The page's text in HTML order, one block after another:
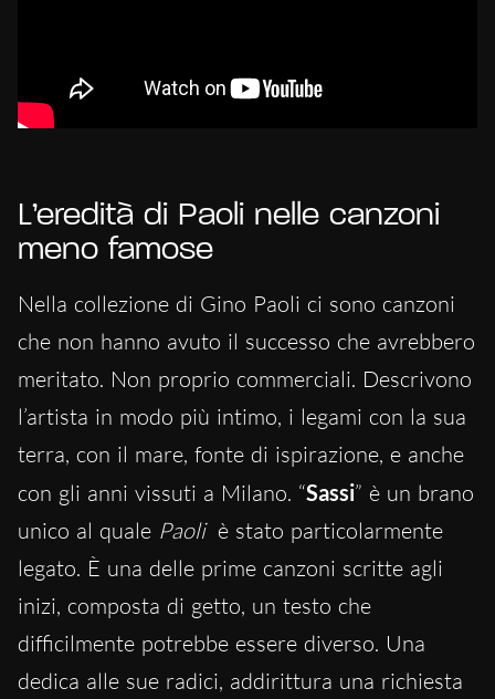
L’eredità di Paoli nelle canzoni
meno famose
Nella collezione di Gino Paoli ci sono canzoni
che non hanno avuto il successo che avrebbero
meritato. Non proprio commerciali. Descrivono
l’artista in modo più intimo, i legami con la sua
terra, con il mare, fonte di ispirazione, e anche
con gli anni vissuti a Milano. “Sassi” è un brano
unico al quale Paoli è stato particolarmente
legato. È una delle prime canzoni scritte agli
inizi, composta di getto, un testo che
difficilmente potrebbe essere diverso. Una
dedica alle sue radici, addirittura una richiesta